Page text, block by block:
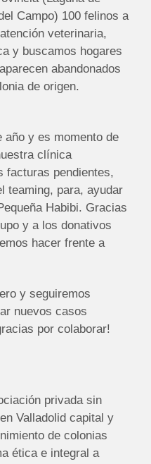
Campo) 100 felinos a
veterinaria,
y buscamos hogares
abandonados
de origen.
año y es momento de
clínica
facturas pendientes,
teaming, para, ayudar
Habibi. Gracias
y a los donativos
hacer frente a
y seguiremos
nuevos casos
por colaborar!
privada sin
Valladolid capital y
de colonias
ética e integral a